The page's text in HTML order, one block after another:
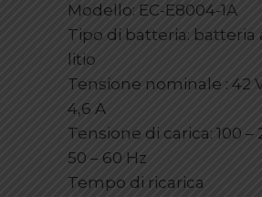
Modello: EC-E8004-1A
Tipo di batteria: batteria
litio
Tensione nominale : 42
4,6 A
Tensione di carica: 100 –
50 – 60 Hz
Tempo di ricarica